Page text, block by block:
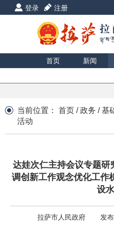
登录 注册
首页 新闻
当前位置： 首页 /政务 /基
活动
达娃次仁主持会议专题研
调创新工作观念优化工作
设
拉萨市人民政府 发